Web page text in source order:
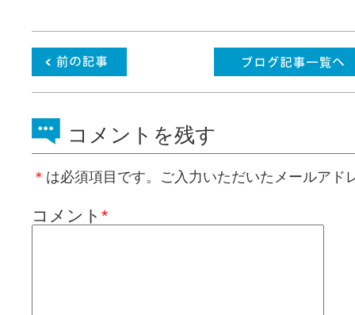
コメントを残す
＊ は必須項目です。ご入力いただいたメールアド
コメント *